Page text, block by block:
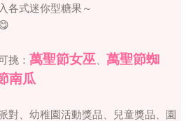
各式迷你型糖果～
挑： 萬聖節女巫
萬聖節蜘
南瓜
對、幼稚園活動獎品、兒童獎品、園